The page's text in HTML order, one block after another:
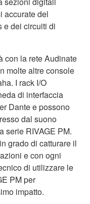
accurate del
e dei circuiti di
con la rete Audinate
molte altre console
I rack I/O
di interfaccia
Dante e possono
dal suono
serie RIVAGE PM.
grado di catturare il
e con ogni
di utilizzare le
PM per
impatto.